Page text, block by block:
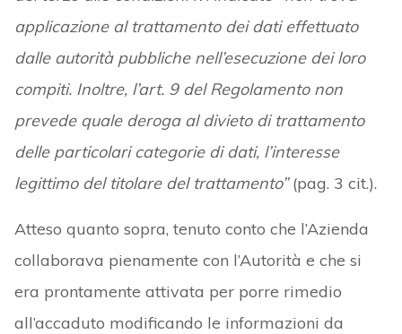
applicazione al trattamento dei dati effettuato
dalle autorità pubbliche nell’esecuzione dei loro
compiti. Inoltre, l’art. 9 del Regolamento non
prevede quale deroga al divieto di trattamento
delle particolari categorie di dati, l’interesse
legittimo del titolare del trattamento”(pag. 3 cit.).
Atteso quanto sopra, tenuto conto che l’Azienda
collaborava pienamente con l’Autorità e che si
era prontamente attivata per porre rimedio
all’accaduto modificando le informazioni da